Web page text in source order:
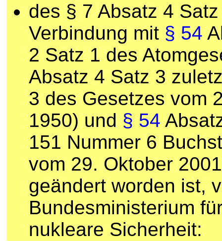
des § 7 Absatz 4
Verbindung mit § 54
2 Satz 1 des
Absatz 4 Satz 3
3 des Gesetzes vom
1950) und § 54
151 Nummer 6
vom 29. Oktober
geändert worden ist,
Bundesministerium
nukleare Sicherheit: